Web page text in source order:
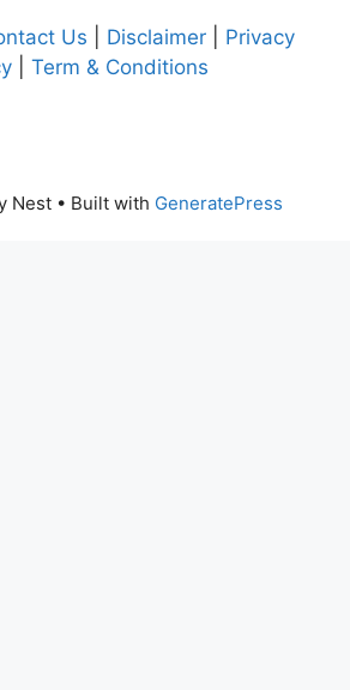
Us Disclaimer| Privacy
| Term & Conditions
Nest • Built with GeneratePress